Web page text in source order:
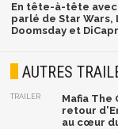
En tête-à-tête avec
parlé de Star Wars,
Doomsday et
AUTRES
TRAILER
Mafia The
retour
au cœur